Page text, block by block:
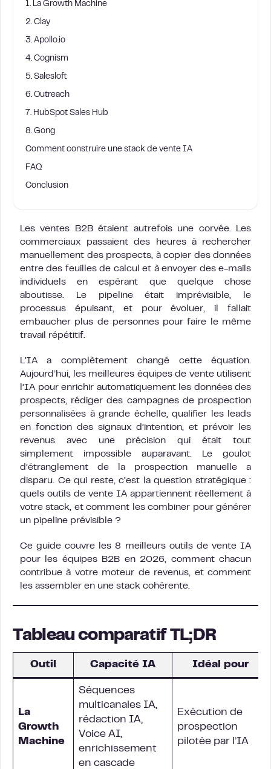
1. La Growth Machine
2. Clay
3. Apollo.io
4. Cognism
5. Salesloft
6. Outreach
7. HubSpot Sales Hub
8. Gong
Comment construire une stack de vente IA
FAQ
Conclusion
Les ventes B2B étaient autrefois une corvée. Les
commerciaux passaient des heures à rechercher
manuellement des prospects, à copier des données
entre des feuilles de calcul et à envoyer des e-mails
individuels en espérant que quelque chose
aboutisse. Le pipeline était imprévisible, le
processus épuisant, et pour évoluer, il fallait
embaucher plus de personnes pour faire le même
travail répétitif.
L’IA a complètement changé cette équation.
Aujourd’hui, les meilleures équipes de vente utilisent
l’IA pour enrichir automatiquement les données des
prospects, rédiger des campagnes de prospection
personnalisées à grande échelle, qualifier les leads
en fonction des signaux d’intention, et prévoir les
revenus avec une précision qui était tout
simplement impossible auparavant. Le goulot
d’étranglement de la prospection manuelle a
disparu. Ce qui reste, c’est la question stratégique :
quels outils de vente IA appartiennent réellement à
votre stack, et comment les combiner pour générer
un pipeline prévisible ?
Ce guide couvre les 8 meilleurs outils de vente IA
pour les équipes B2B en 2026, comment chacun
contribue à votre moteur de revenus, et comment
les assembler en une stack cohérente.
Tableau comparatif TL;DR
Outil Capacité IA Idéal pour
La
Growth
Machine
Séquences
multicanales IA,
rédaction IA,
Voice AI,
enrichissement
en cascade
Exécution de
prospection
pilotée par l’IA